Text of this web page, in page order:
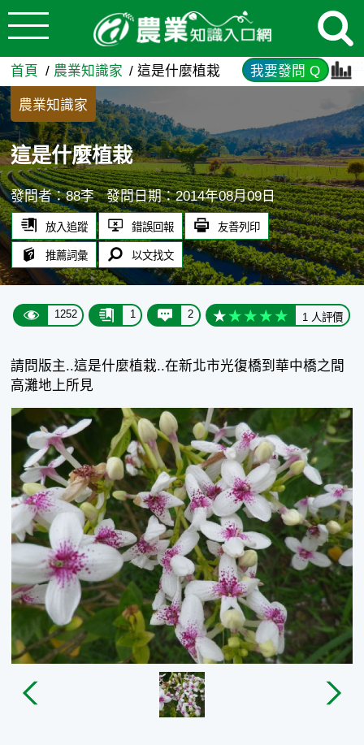
跳到主要內容
這是什麼植栽 - 農業知識入口
首頁 農業知識家 這是什麼植栽 我要發問 Q
農業知識家
這是什麼植栽
發問者：88李 發問日期：2014年08月09日
放入追蹤 錯誤回報 友善列印
推薦詞彙 以文找文
1252 1 2 1 人評價
請問版主..這是什麼植栽..在新北市光復橋到華中橋之間
高灘地上所見